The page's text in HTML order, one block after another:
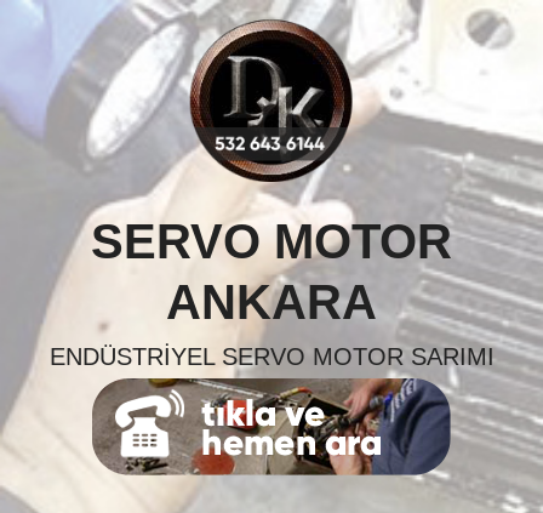
Skip
content
SERVO MOTOR
ANKARA
ENDÜSTRIYEL SERVO MOTOR SARIMI